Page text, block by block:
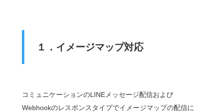
１．イメージマップ対応
コミュニケーションのLINEメッセージ配信および
Webhookのレスポンスタイプでイメージマップの配信に